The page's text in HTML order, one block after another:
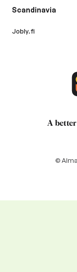
Scandinavia
Jobly.fi
A
©